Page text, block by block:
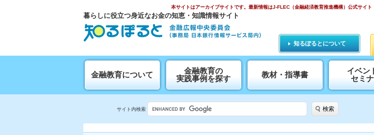
本サイトはアーカイブサイトです。 最新情報はJ-FLEC（金融経済教育推進機構）公式サイト
暮らしに役立つ身近なお金の知恵・知識情報サイト
知るぽるとについて
金融教育について
⾦融教育の
実践事例を探す
教材・指導書
イベン
セミ
サイト内検索 検索